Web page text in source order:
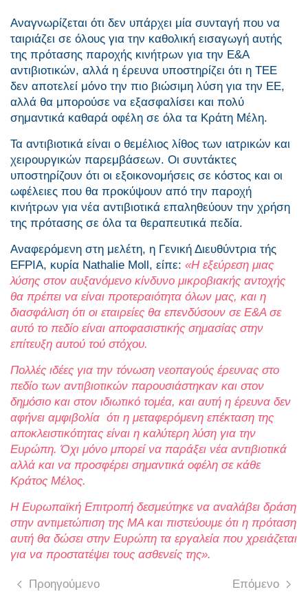
Αναγνωρίζεται ότι δεν υπάρχει μία συνταγή που να
ταιριάζει σε όλους για την καθολική εισαγωγή αυτής
της πρότασης παροχής κινήτρων για την Ε&Α
αντιβιοτικών, αλλά η έρευνα υποστηρίζει ότι η ΤΕΕ
δεν αποτελεί μόνο την πιο βιώσιμη λύση για την ΕΕ,
αλλά θα μπορούσε να εξασφαλίσει και πολύ
σημαντικά καθαρά οφέλη σε όλα τα Κράτη Μέλη.
Τα αντιβιοτικά είναι ο θεμέλιος λίθος των ιατρικών και
χειρουργικών παρεμβάσεων. Οι συντάκτες
υποστηρίζουν ότι οι εξοικονομήσεις σε κόστος και οι
ωφέλειες που θα προκύψουν από την παροχή
κινήτρων για νέα αντιβιοτικά επαληθεύουν την χρήση
της πρότασης σε όλα τα θεραπευτικά πεδία.
Αναφερόμενη στη μελέτη, η Γενική Διευθύντρια τής
EFPIA, κυρία Nathalie Moll, είπε: «Η εξεύρεση μιας
λύσης στον αυξανόμενο κίνδυνο μικροβιακής αντοχής
θα πρέπει να είναι προτεραιότητα όλων μας, και η
διασφάλιση ότι οι εταιρείες θα επενδύσουν σε Ε&Α σε
αυτό το πεδίο είναι αποφασιστικής σημασίας στην
επίτευξη αυτού τού στόχου.
Πολλές ιδέες για την τόνωση νεοπαγούς έρευνας στο
πεδίο των αντιβιοτικών παρουσιάστηκαν και στον
δημόσιο και στον ιδιωτικό τομέα, και αυτή η έρευνα δεν
αφήνει αμφιβολία ότι η μεταφερόμενη επέκταση της
αποκλειστικότητας είναι η καλύτερη λύση για την
Ευρώπη. Όχι μόνο μπορεί να παράξει νέα αντιβιοτικά
αλλά και να προσφέρει σημαντικά οφέλη σε κάθε
Κράτος Μέλος.
Η Ευρωπαϊκή Επιτροπή δεσμεύτηκε να αναλάβει δράση
στην αντιμετώπιση της ΜΑ και πιστεύουμε ότι η πρόταση
αυτή θα δώσει στην Ευρώπη τα εργαλεία που χρειάζεται
για να προστατέψει τους ασθενείς της».
Προηγούμενο Επόμενο